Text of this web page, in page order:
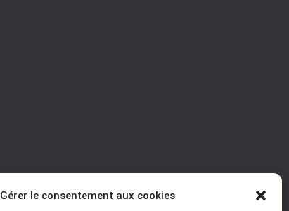
Gérer le consentement aux cookies